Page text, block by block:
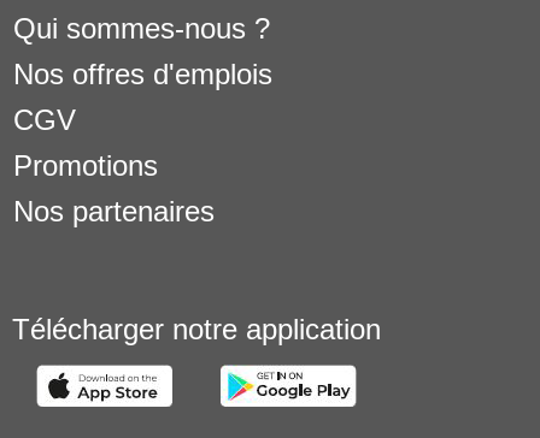
Qui sommes-nous ?
Nos offres d'emplois
CGV
Promotions
Nos partenaires
Télécharger notre application